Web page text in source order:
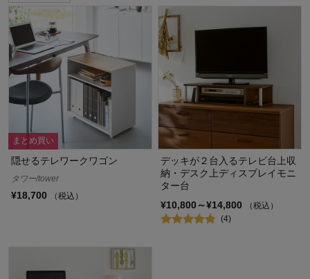
まとめ買い
隠せるテレワークワゴン
タワー/tower
¥18,700 （税込）
デッキが２台入るテレビ台上収
納・デスク上ディスプレイモニ
ター台
¥10,800～¥14,800
（税込）
(4)